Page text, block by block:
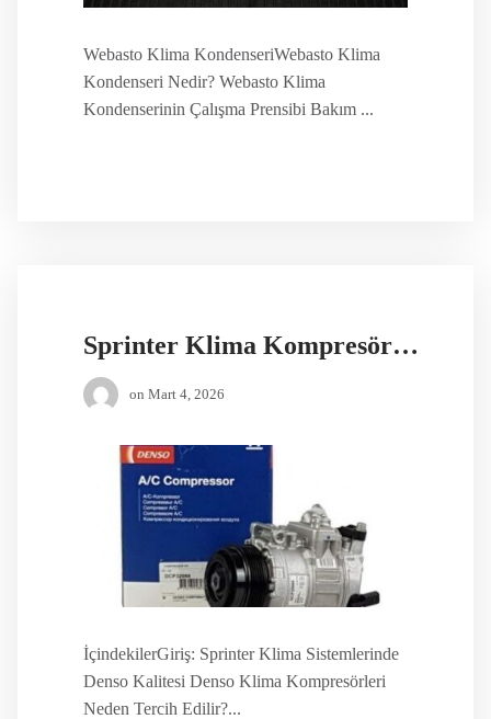
Webasto Klima KondenseriWebasto Klima
Kondenseri Nedir? Webasto Klima
Kondenserinin Çalışma Prensibi Bakım ...
Sprinter Klima Kompresörü Denso
on Mart 4, 2026
İçindekilerGiriş: Sprinter Klima Sistemlerinde
Denso Kalitesi Denso Klima Kompresörleri
Neden Tercih Edilir?...